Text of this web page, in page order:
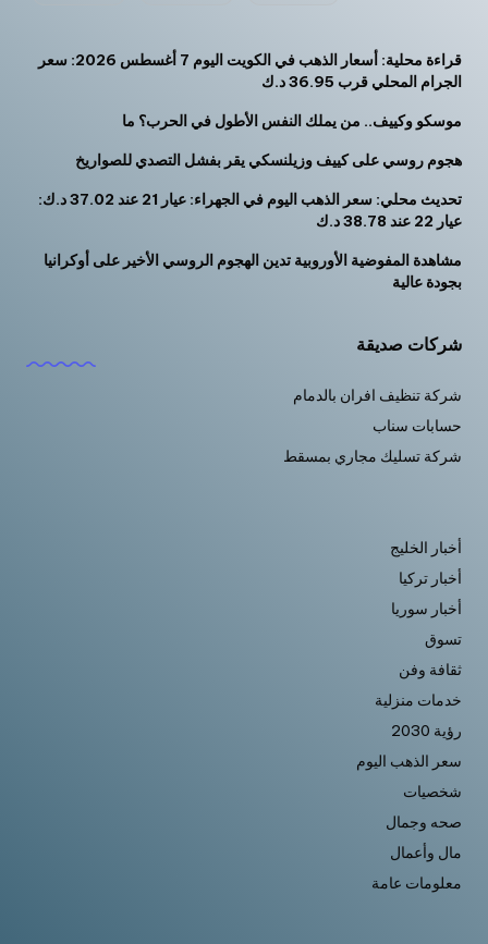
قراءة محلية: أسعار الذهب في الكويت اليوم 7 أغسطس 2026: سعر
الجرام المحلي قرب 36.95 د.ك
موسكو وكييف.. من يملك النفس الأطول في الحرب؟ ما
هجوم روسي على كييف وزيلنسكي يقر بفشل التصدي للصواريخ
تحديث محلي: سعر الذهب اليوم في الجهراء: عيار 21 عند 37.02 د.ك:
عيار 22 عند 38.78 د.ك
مشاهدة المفوضية الأوروبية تدين الهجوم الروسي الأخير على أوكرانيا
بجودة عالية
شركات صديقة
شركة تنظيف افران بالدمام
حسابات سناب
شركة تسليك مجاري بمسقط
أخبار الخليج
أخبار تركيا
أخبار سوريا
تسوق
ثقافة وفن
خدمات منزلية
رؤية 2030
سعر الذهب اليوم
شخصيات
صحه وجمال
مال وأعمال
معلومات عامة